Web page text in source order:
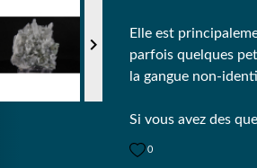

Elle est
parfois quelques
la gangue non-
Si vous avez des
0